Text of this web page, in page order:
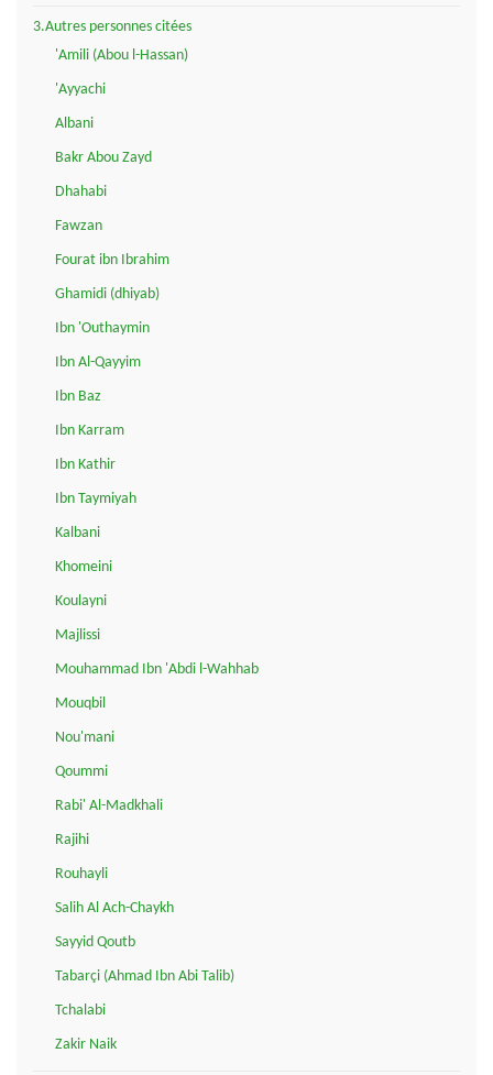
3.Autres personnes citées
'Amili (Abou l-Hassan)
'Ayyachi
Albani
Bakr Abou Zayd
Dhahabi
Fawzan
Fourat ibn Ibrahim
Ghamidi (dhiyab)
Ibn 'Outhaymin
Ibn Al-Qayyim
Ibn Baz
Ibn Karram
Ibn Kathir
Ibn Taymiyah
Kalbani
Khomeini
Koulayni
Majlissi
Mouhammad Ibn 'Abdi l-Wahhab
Mouqbil
Nou'mani
Qoummi
Rabi' Al-Madkhali
Rajihi
Rouhayli
Salih Al Ach-Chaykh
Sayyid Qoutb
Tabarçi (Ahmad Ibn Abi Talib)
Tchalabi
Zakir Naik